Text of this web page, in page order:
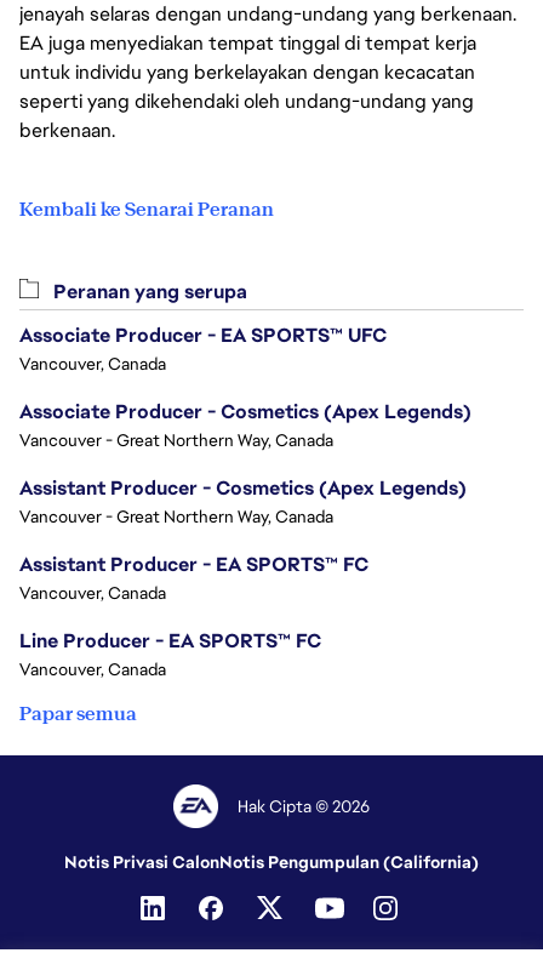
jenayah selaras dengan undang-undang yang berkenaan.
EA juga menyediakan tempat tinggal di tempat kerja
untuk individu yang berkelayakan dengan kecacatan
seperti yang dikehendaki oleh undang-undang yang
berkenaan.
Kembali ke Senarai Peranan
Peranan yang serupa
Associate Producer - EA SPORTS™ UFC
Vancouver, Canada
Associate Producer - Cosmetics (Apex Legends)
Vancouver - Great Northern Way, Canada
Assistant Producer - Cosmetics (Apex Legends)
Vancouver - Great Northern Way, Canada
Assistant Producer - EA SPORTS™ FC
Vancouver, Canada
Line Producer - EA SPORTS™ FC
Vancouver, Canada
Papar semua
Hak Cipta © 2026
Notis Privasi CalonNotis Pengumpulan (California)